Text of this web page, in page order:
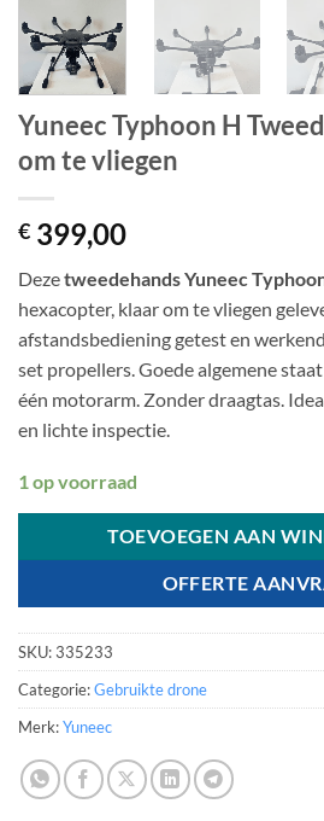
Yuneec Typhoon H
om te vliegen
€ 399,00
Dezetweedehands Yuneec
hexacopter, klaar om te vliegen
afstandsbediening getest en
set propellers. Goede algemene
één motorarm. Zonder draagtas.
en lichte inspectie.
1 op voorraad
TOEVOEGEN AAN
OFFERTE
SKU:335233
Categorie:Gebruikte drone
Merk:Yuneec